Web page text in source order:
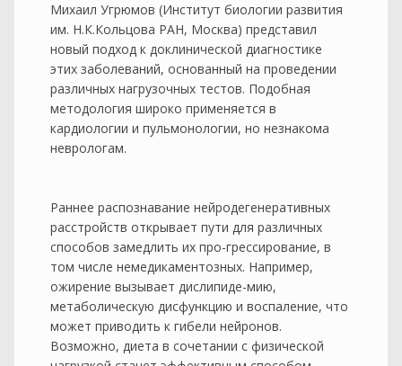
Михаил Угрюмов (Институт биологии развития
им. Н.К.Кольцова РАН, Москва) представил
новый подход к доклинической диагностике
этих заболеваний, основанный на проведении
различных нагрузочных тестов. Подобная
методология широко применяется в
кардиологии и пульмонологии, но незнакома
неврологам.
Раннее распознавание нейродегенеративных
расстройств открывает пути для различных
способов замедлить их про-грессирование, в
том числе немедикаментозных. Например,
ожирение вызывает дислипиде-мию,
метаболическую дисфункцию и воспаление, что
может приводить к гибели нейронов.
Возможно, диета в сочетании с физической